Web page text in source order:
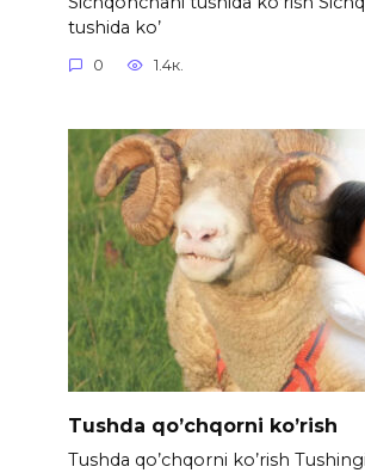
tushida ko’
0 1.4к.
Tushda qo’chqorni ko’rish
Tushda qo’chqorni ko’rish